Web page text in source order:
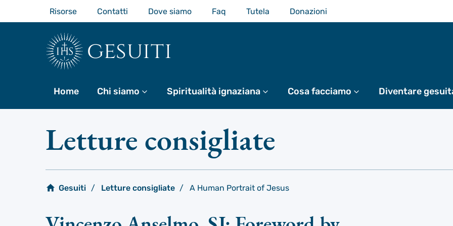
contenuto
Risorse Contatti Dove siamo Faq Tutela Donazioni
gesuiti
Home Chi siamo Di piùSpiritualità ignaziana Di piùCosa facciamo Di piùDiventare
Letture consigliate
Gesuiti Letture consigliate A Human Portrait of Jesus